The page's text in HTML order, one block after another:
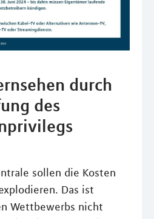
durch
des
sollen die Kosten
Das ist
Wettbewerbs nicht